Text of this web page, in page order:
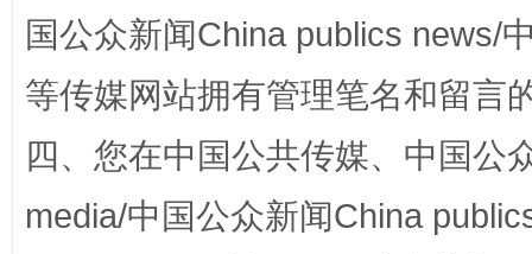
国公众新闻China publics news/
等传媒网站拥有管理笔名和留言
四、您在中国公共传媒、中国公
media/中国公众新闻China